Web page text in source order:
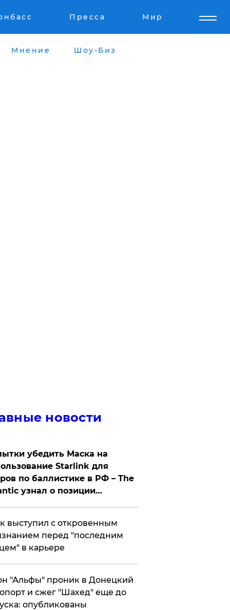
Пресса Мир
Мнение Шоу-Биз
новости
убедить Маска на
Starlink для
по баллистике в РФ – The
узнал о позиции
выступил с откровенным
перед "последним
в карьере
"Альфы" проник в Донецкий
и сжег "Шахед" еще до
опубликованы